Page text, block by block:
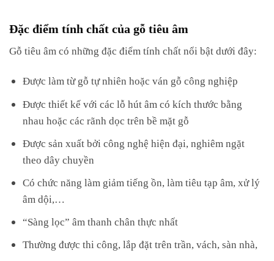
Đặc điểm tính chất của gỗ tiêu âm
Gỗ tiêu âm có những đặc điểm tính chất nổi bật dưới đây:
Được làm từ gỗ tự nhiên hoặc ván gỗ công nghiệp
Được thiết kế với các lỗ hút âm có kích thước bằng
nhau hoặc các rãnh dọc trên bề mặt gỗ
Được sản xuất bởi công nghệ hiện đại, nghiêm ngặt
theo dây chuyền
Có chức năng làm giảm tiếng ồn, làm tiêu tạp âm, xử lý
âm dội,…
“Sàng lọc” âm thanh chân thực nhất
Thường được thi công, lắp đặt trên trần, vách, sàn nhà,